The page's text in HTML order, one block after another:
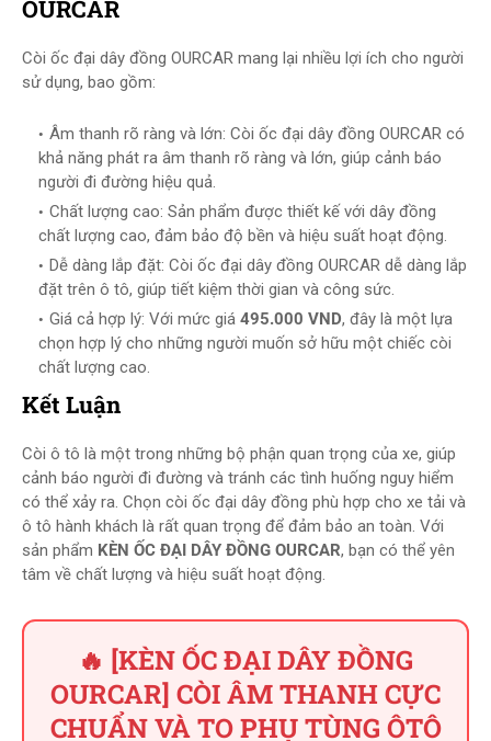
OURCAR
Còi ốc đại dây đồng OURCAR mang lại nhiều lợi ích cho người
sử dụng, bao gồm:
Âm thanh rõ ràng và lớn: Còi ốc đại dây đồng OURCAR có
khả năng phát ra âm thanh rõ ràng và lớn, giúp cảnh báo
người đi đường hiệu quả.
Chất lượng cao: Sản phẩm được thiết kế với dây đồng
chất lượng cao, đảm bảo độ bền và hiệu suất hoạt động.
Dễ dàng lắp đặt: Còi ốc đại dây đồng OURCAR dễ dàng lắp
đặt trên ô tô, giúp tiết kiệm thời gian và công sức.
Giá cả hợp lý: Với mức giá 495.000 VND, đây là một lựa
chọn hợp lý cho những người muốn sở hữu một chiếc còi
chất lượng cao.
Kết Luận
Còi ô tô là một trong những bộ phận quan trọng của xe, giúp
cảnh báo người đi đường và tránh các tình huống nguy hiểm
có thể xảy ra. Chọn còi ốc đại dây đồng phù hợp cho xe tải và
ô tô hành khách là rất quan trọng để đảm bảo an toàn. Với
sản phẩm KÈN ỐC ĐẠI DÂY ĐỒNG OURCAR, bạn có thể yên
tâm về chất lượng và hiệu suất hoạt động.
🔥 [KÈN ỐC ĐẠI DÂY ĐỒNG
OURCAR] CÒI ÂM THANH CỰC
CHUẨN VÀ TO PHỤ TÙNG ÔTÔ